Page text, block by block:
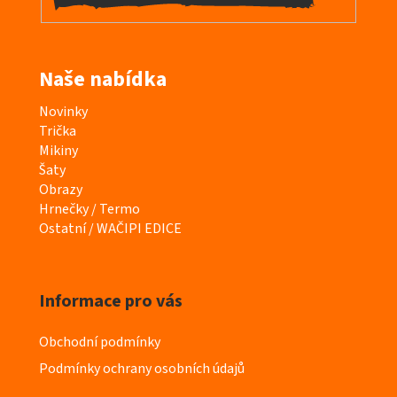
Naše nabídka
K
a
t
e
g
o
r
Novinky
Trička
Mikiny
Šaty
Obrazy
Hrnečky / Termo
Ostatní / WAČIPI EDICE
Informace pro vás
Obchodní podmínky
Podmínky ochrany osobních údajů